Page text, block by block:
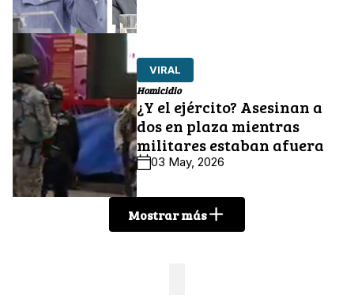
VIRAL
Homicidio
¿Y el ejército? Asesinan a
dos en plaza mientras
militares estaban afuera
03 May, 2026
Mostrar más